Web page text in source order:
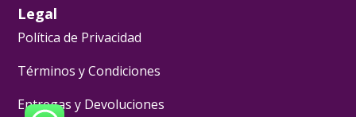
Legal
Política de Privacidad
Términos y Condiciones
Entregas y Devoluciones